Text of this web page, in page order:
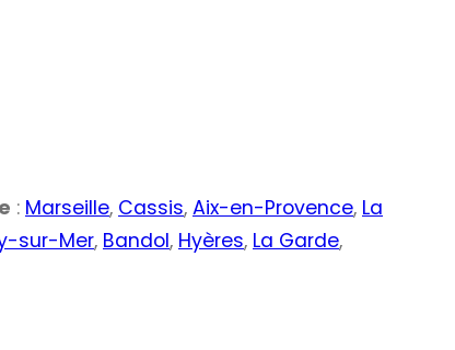
: Marseille, Cassis, Aix-en-Provence, La
sur-Mer, Bandol, Hyères, La Garde,